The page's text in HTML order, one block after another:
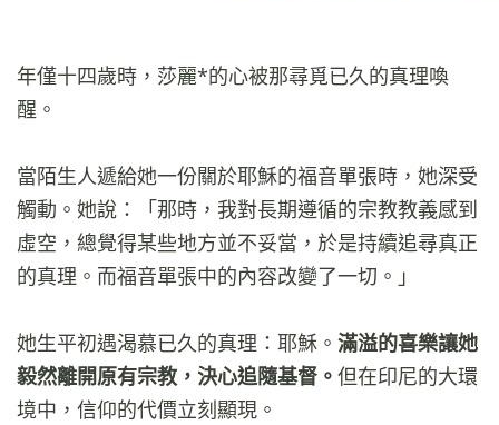
年僅十四歲時，莎麗*的心被那尋覓已久的真理喚
醒。
當陌生人遞給她一份關於耶穌的福音單張時，她深受
觸動。她說：「那時，我對長期遵循的宗教教義感到
虛空，總覺得某些地方並不妥當，於是持續追尋真正
的真理。而福音單張中的內容改變了一切。」
她生平初遇渴慕已久的真理：耶穌。 滿溢的喜樂讓她
毅然離開原有宗教，決心追隨基督。 但在印尼的大環
境中，信仰的代價立刻顯現。